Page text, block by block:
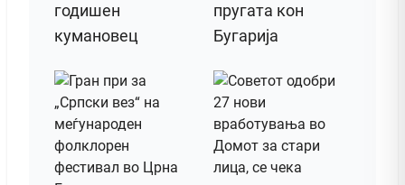
годишен
кумановец
пругата кон
Бугарија